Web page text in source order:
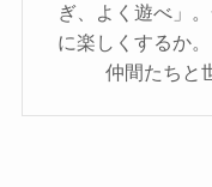
ぎ、よく遊べ」
に楽しくするか
仲間たちと